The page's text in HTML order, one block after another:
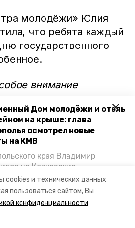
cookies и технических данных
пользоваться сайтом, Вы
конфиденциальности
Дом молодёжи и отель
на крыше: глава
осмотрел новые
на КМВ
края Владимир
на Кавказские
проинспектировать
в Кисловодске и
предложения о
притяжения для местных
— в материале «Победы26».
молодёжи» Юлия
что ребята каждый
государственного
внимание
молодежи. Флаг -
символ, которым мы
она.